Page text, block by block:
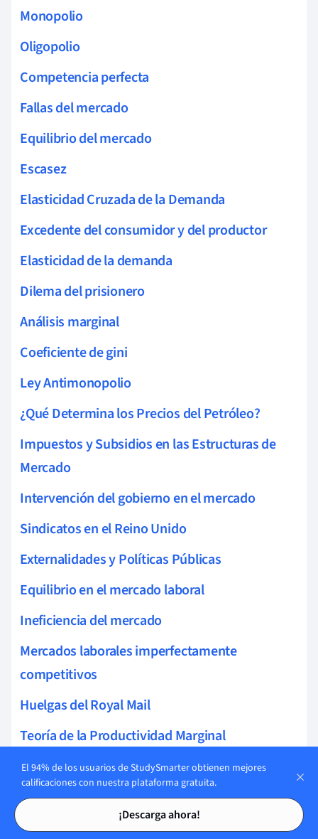
Tarjetas de estudio
Tarjetas de estudio
Monopolio
Oligopolio
Competencia perfecta
Fallas del mercado
Equilibrio del mercado
Escasez
Elasticidad Cruzada de la Demanda
Excedente del consumidor y del productor
Elasticidad de la demanda
Dilema del prisionero
Análisis marginal
Coeficiente de gini
Ley Antimonopolio
¿Qué Determina los Precios del Petróleo?
Impuestos y Subsidios en las Estructuras de
Mercado
Intervención del gobierno en el mercado
Sindicatos en el Reino Unido
Externalidades y Políticas Públicas
Equilibrio en el mercado laboral
Ineficiencia del mercado
Mercados laborales imperfectamente
competitivos
Huelgas del Royal Mail
Teoría de la Productividad Marginal
Distribución de la Riqueza
Fallo del mercado en el sector salud
Desregulación de mercados
El 94% de los usuarios de StudySmarter obtienen mejores
calificaciones con nuestra plataforma gratuita.
¡Descarga ahora!